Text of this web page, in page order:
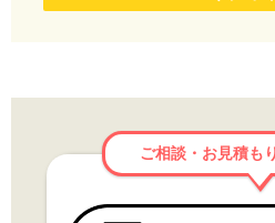
ご相談・お見積も